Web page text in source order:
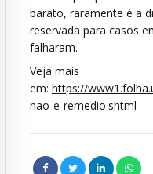
barato, raramente é a
reservada para casos
falharam.
Veja mais
em: https://
nao-e-remedio.shtml